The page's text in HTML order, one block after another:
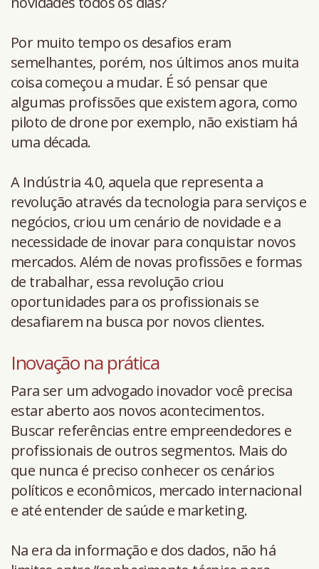
Por muito tempo os desafios eram
semelhantes, porém, nos últimos anos muita
coisa começou a mudar. É só pensar que
algumas profissões que existem agora, como
piloto de drone por exemplo, não existiam há
uma década.
A Indústria 4.0, aquela que representa a
revolução através da tecnologia para serviços e
negócios, criou um cenário de novidade e a
necessidade de inovar para conquistar novos
mercados. Além de novas profissões e formas
de trabalhar, essa revolução criou
oportunidades para os profissionais se
desafiarem na busca por novos clientes.
Inovação na prática
Para ser um advogado inovador você precisa
estar aberto aos novos acontecimentos.
Buscar referências entre empreendedores e
profissionais de outros segmentos. Mais do
que nunca é preciso conhecer os cenários
políticos e econômicos, mercado internacional
e até entender de saúde e marketing.
Na era da informação e dos dados, não há